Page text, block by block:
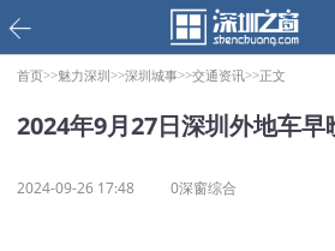
首页>>魅力深圳>>深圳城事>>交通资讯>>正文
2024年9月27日深圳外地车早
2024-09-26 17:48 0深窗综合